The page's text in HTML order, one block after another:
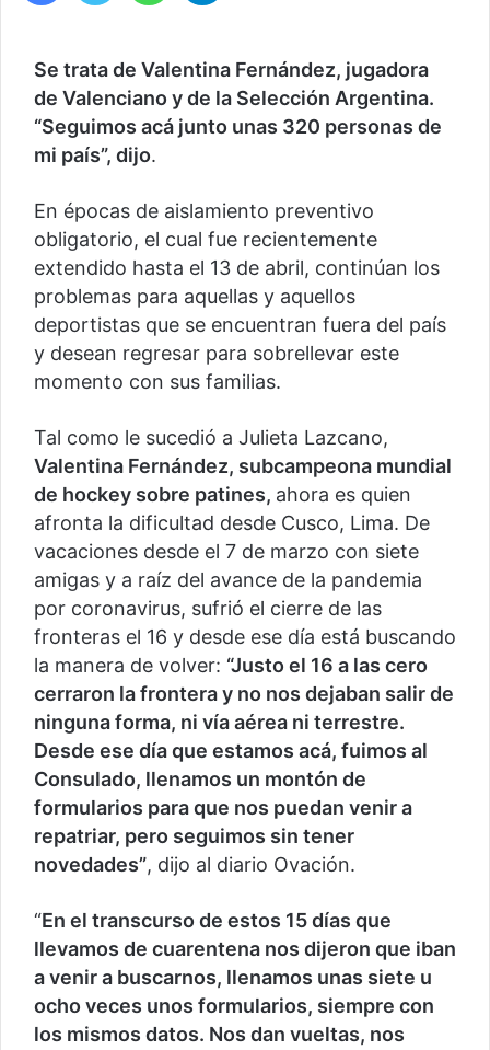
Se trata de Valentina Fernández, jugadora
de Valenciano y de la Selección Argentina.
“Seguimos acá junto unas 320 personas de
mi país”, dijo.
En épocas de aislamiento preventivo
obligatorio, el cual fue recientemente
extendido hasta el 13 de abril, continúan los
problemas para aquellas y aquellos
deportistas que se encuentran fuera del país
y desean regresar para sobrellevar este
momento con sus familias.
Tal como le sucedió a Julieta Lazcano,
Valentina Fernández, subcampeona mundial
de hockey sobre patines, ahora es quien
afronta la dificultad desde Cusco, Lima. De
vacaciones desde el 7 de marzo con siete
amigas y a raíz del avance de la pandemia
por coronavirus, sufrió el cierre de las
fronteras el 16 y desde ese día está buscando
la manera de volver: “Justo el 16 a las cero
cerraron la frontera y no nos dejaban salir de
ninguna forma, ni vía aérea ni terrestre.
Desde ese día que estamos acá, fuimos al
Consulado, llenamos un montón de
formularios para que nos puedan venir a
repatriar, pero seguimos sin tener
novedades”, dijo al diario Ovación.
“En el transcurso de estos 15 días que
llevamos de cuarentena nos dijeron que iban
a venir a buscarnos, llenamos unas siete u
ocho veces unos formularios, siempre con
los mismos datos. Nos dan vueltas, nos